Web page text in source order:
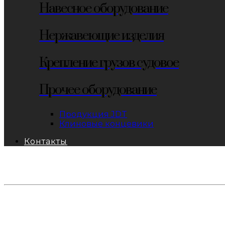
Навесное оборудование
Нержавеющие изделия
Крепление грузов судовое
Прочее оборудование
Продукция JDT
Клиновые концевики
Контакты